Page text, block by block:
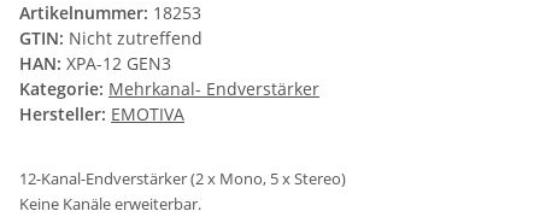
Artikelnummer: 18253
GTIN: Nicht zutreffend
HAN: XPA-12 GEN3
Kategorie: Mehrkanal- Endverstärker
Hersteller: EMOTIVA
12-Kanal-Endverstärker (2 x Mono, 5 x Stereo)
Keine Kanäle erweiterbar.